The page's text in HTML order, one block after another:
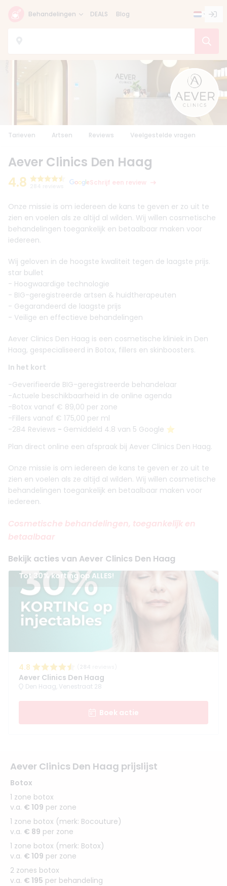
Behandelingen DEALS Blog
Tarieven Artsen Reviews Veelgestelde vragen
Aever Clinics Den Haag
4.8
Schrijf een review
Onze missie is om iedereen de kans te geven er zo uit te
zien en voelen als ze altijd al wilden. Wij willen cosmetische
behandelingen toegankelijk en betaalbaar maken voor
iedereen.
Wij geloven in de hoogste kwaliteit tegen de laagste prijs.
star bullet
- Hoogwaardige technologie
- BIG-geregistreerde artsen & huidtherapeuten
- Gegarandeerd de laagste prijs
- Veilige en effectieve behandelingen
Aever Clinics Den Haag is een cosmetische kliniek in Den
Haag, gespecialiseerd in Botox, fillers en skinboosters.
In het kort
-Geverifieerde BIG-geregistreerde behandelaar
-Actuele beschikbaarheid in de online agenda
-Botox vanaf € 89,00 per zone
-Fillers vanaf € 175,00 per ml
-284 Reviews - Gemiddeld 4.8 van 5 Google ⭐️
Plan direct online een afspraak bij Aever Clinics Den Haag.
Onze missie is om iedereen de kans te geven er zo uit te
zien en voelen als ze altijd al wilden. Wij willen cosmetische
behandelingen toegankelijk en betaalbaar maken voor
iedereen.
Cosmetische behandelingen, toegankelijk en
betaalbaar
Bekijk acties van Aever Clinics Den Haag
Tot 30% korting op ALLES!
4.8
Aever Clinics Den Haag
Den Haag, Venestraat 28
Boek actie
Aever Clinics Den Haag prijslijst
Botox
1 zone botox
v.a. € 109 per zone
1 zone botox (merk: Bocouture)
v.a. € 89 per zone
1 zone botox (merk: Botox)
v.a. € 109 per zone
2 zones botox
v.a. € 195 per behandeling